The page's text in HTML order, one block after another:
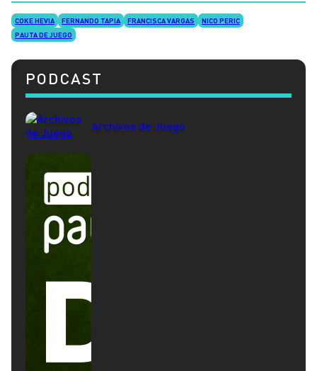
COKE HEVIA FERNANDO TAPIA FRANCISCA VARGAS
NICO PERIC
PAUTA DE JUEGO
PODCAST
Archivos de Juego